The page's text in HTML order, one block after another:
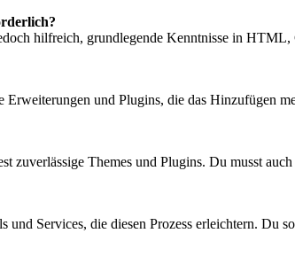
hilfreich, grundlegende Kenntnisse in
Erweiterungen und Plugins, die das Hinzufügen
zuverlässige Themes und Plugins. Du musst
Services, die diesen Prozess erleichtern. Du